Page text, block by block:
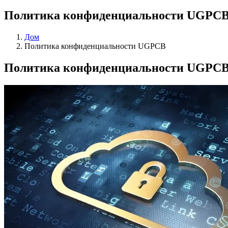
Политика конфиденциальности
Дом
Политика конфиденциальности UGPCB
Политика конфиденциальности